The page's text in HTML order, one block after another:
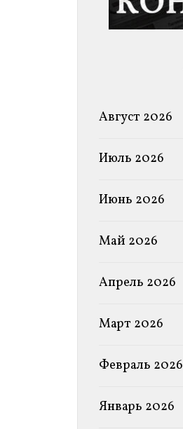
Август 2026
Июль 2026
Июнь 2026
Май 2026
Апрель 2026
Март 2026
Февраль 2026
Январь 2026